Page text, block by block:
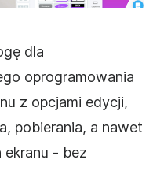
dla
oprogramowania
z opcjami edycji,
pobierania, a nawet
ekranu - bez